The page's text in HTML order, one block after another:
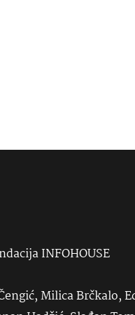
INFOHOUSE
Milica Brčkalo,